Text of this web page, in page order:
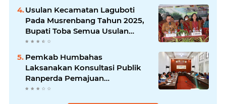
Usulan Kecamatan Laguboti
Pada Musrenbang Tahun 2025,
Bupati Toba Semua Usulan
Harus Mendukung
Pertumbuhan Pariwisata.
Pemkab Humbahas
Laksanakan Konsultasi Publik
Ranperda Pemajuan
Kebudayaan Daerah